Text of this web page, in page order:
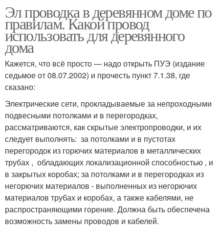
Эл проводка в деревянном доме по
правилам. Какой провод
использовать для деревянного
дома
Кажется, что всё просто — надо открыть ПУЭ (издание
седьмое от 08.07.2002) и прочесть пункт 7.1.38, где
сказано:
Электрические сети, прокладываемые за непроходными
подвесными потолками и в перегородках,
рассматриваются, как скрытые электропроводки, и их
следует выполнять: за потолками и в пустотах
перегородок из горючих материалов в металлических
трубах , обладающих локализационной способностью , и
в закрытых коробах; за потолками и в перегородках из
негорючих материалов - выполненных из негорючих
материалов трубах и коробах, а также кабелями, не
распространяющими горение. Должна быть обеспечена
возможность замены проводов и кабелей.